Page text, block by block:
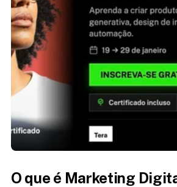
O que é Marketing